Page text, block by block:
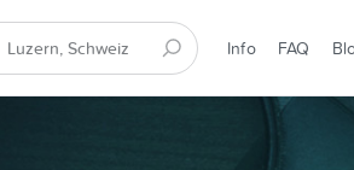
Info FAQ